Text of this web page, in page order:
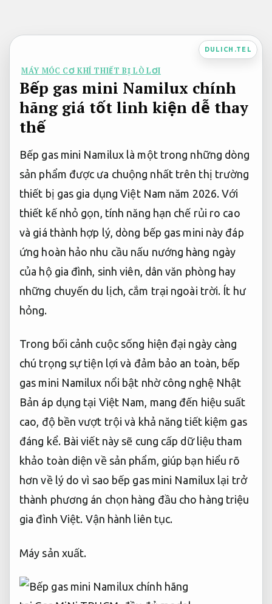
nội
dung
DULICH.TEL
MÁY MÓC CƠ KHÍ THIẾT BỊ LÒ LƠI
Bếp gas mini Namilux chính
hãng giá tốt linh kiện dễ thay
thế
Bếp gas mini Namilux là một trong những dòng
sản phẩm được ưa chuộng nhất trên thị trường
thiết bị gas gia dụng Việt Nam năm 2026. Với
thiết kế nhỏ gọn, tính năng hạn chế rủi ro cao
và giá thành hợp lý, dòng bếp gas mini này đáp
ứng hoàn hảo nhu cầu nấu nướng hàng ngày
của hộ gia đình, sinh viên, dân văn phòng hay
những chuyến du lịch, cắm trại ngoài trời. Ít hư
hỏng.
Trong bối cảnh cuộc sống hiện đại ngày càng
chú trọng sự tiện lợi và đảm bảo an toàn, bếp
gas mini Namilux nổi bật nhờ công nghệ Nhật
Bản áp dụng tại Việt Nam, mang đến hiệu suất
cao, độ bền vượt trội và khả năng tiết kiệm gas
đáng kể. Bài viết này sẽ cung cấp dữ liệu tham
khảo toàn diện về sản phẩm, giúp bạn hiểu rõ
hơn về lý do vì sao bếp gas mini Namilux lại trở
thành phương án chọn hàng đầu cho hàng triệu
gia đình Việt. Vận hành liên tục.
Máy sản xuất.